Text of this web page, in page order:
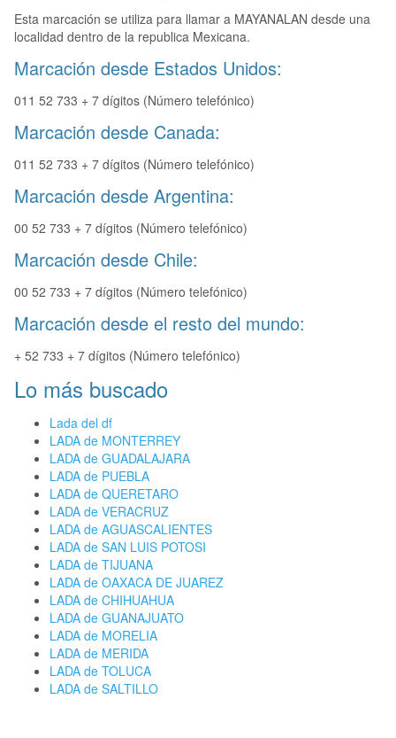
Esta marcación se utiliza para llamar a MAYANALAN desde una
localidad dentro de la republica Mexicana.
Marcación desde Estados Unidos:
011 52 733 + 7 dígitos (Número telefónico)
Marcación desde Canada:
011 52 733 + 7 dígitos (Número telefónico)
Marcación desde Argentina:
00 52 733 + 7 dígitos (Número telefónico)
Marcación desde Chile:
00 52 733 + 7 dígitos (Número telefónico)
Marcación desde el resto del mundo:
+ 52 733 + 7 dígitos (Número telefónico)
Lo más buscado
Lada del df
LADA de MONTERREY
LADA de GUADALAJARA
LADA de PUEBLA
LADA de QUERETARO
LADA de VERACRUZ
LADA de AGUASCALIENTES
LADA de SAN LUIS POTOSI
LADA de TIJUANA
LADA de OAXACA DE JUAREZ
LADA de CHIHUAHUA
LADA de GUANAJUATO
LADA de MORELIA
LADA de MERIDA
LADA de TOLUCA
LADA de SALTILLO